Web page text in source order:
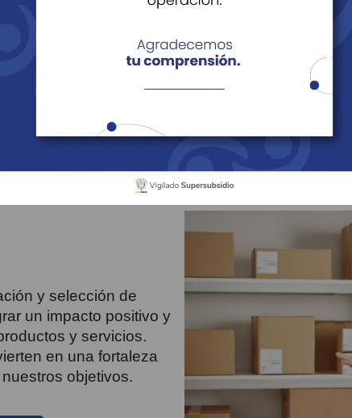
de Proveedores
nuestra red de
y selección de
un impacto positivo y
y servicios.
en una fortaleza
objetivos.